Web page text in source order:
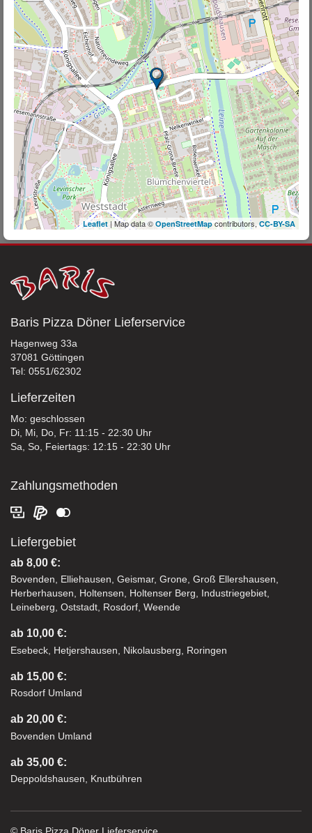
Leaflet| Map data © OpenStreetMapcontributors, CC-BY-SA
Baris Pizza Döner Lieferservice
Hagenweg 33a
37081 Göttingen
Tel: 0551/62302
Lieferzeiten
Mo: geschlossen
Di, Mi, Do, Fr: 11:15 - 22:30 Uhr
Sa, So, Feiertags: 12:15 - 22:30 Uhr
Zahlungsmethoden
Liefergebiet
ab 8,00 €:
Bovenden, Elliehausen, Geismar, Grone, Groß Ellershausen,
Herberhausen, Holtensen, Holtenser Berg, Industriegebiet,
Leineberg, Oststadt, Rosdorf, Weende
ab 10,00 €:
Esebeck, Hetjershausen, Nikolausberg, Roringen
ab 15,00 €:
Rosdorf Umland
ab 20,00 €:
Bovenden Umland
ab 35,00 €:
Deppoldshausen, Knutbühren